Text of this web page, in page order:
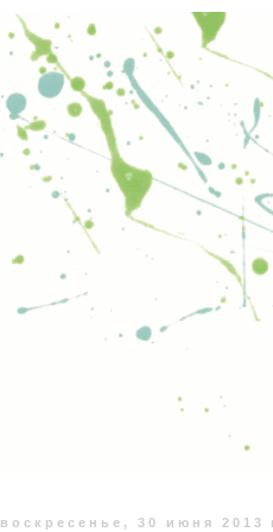
воскресенье, 30 июня 2013